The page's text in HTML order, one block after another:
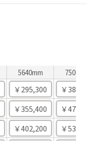
5640mm
￥295,300 ￥
￥355,400 ￥
￥402,200 ￥